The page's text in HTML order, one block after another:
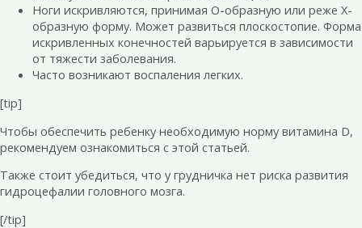
Ноги искривляются, принимая О-образную или реже X-
образную форму. Может развиться плоскостопие. Форма
искривленных конечностей варьируется в зависимости
от тяжести заболевания.
Часто возникают воспаления легких.
[tip]
Чтобы обеспечить ребенку необходимую норму витамина D,
рекомендуем ознакомиться с этой статьей.
Также стоит убедиться, что у грудничка нет риска развития
гидроцефалии головного мозга.
[/tip]